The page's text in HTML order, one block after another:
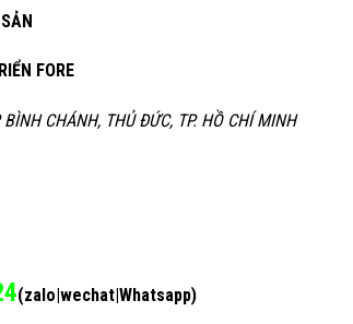
FORE
CHÁNH, THỦ ĐỨC, TP. HỒ CHÍ MINH
(zalo|wechat|Whatsapp)